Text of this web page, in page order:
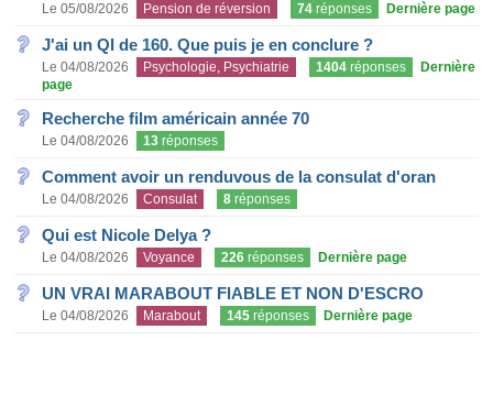
Le 05/08/2026 Pension de réversion 74 réponses Dernière page
J'ai un QI de 160. Que puis je en conclure ?
Le 04/08/2026 Psychologie, Psychiatrie 1404 réponses
Dernière
page
Recherche film américain année 70
Le 04/08/2026 13 réponses
Comment avoir un renduvous de la consulat d'oran
Le 04/08/2026 Consulat 8 réponses
Qui est Nicole Delya ?
Le 04/08/2026 Voyance 226 réponses Dernière page
UN VRAI MARABOUT FIABLE ET NON D'ESCRO
Le 04/08/2026 Marabout 145 réponses Dernière page